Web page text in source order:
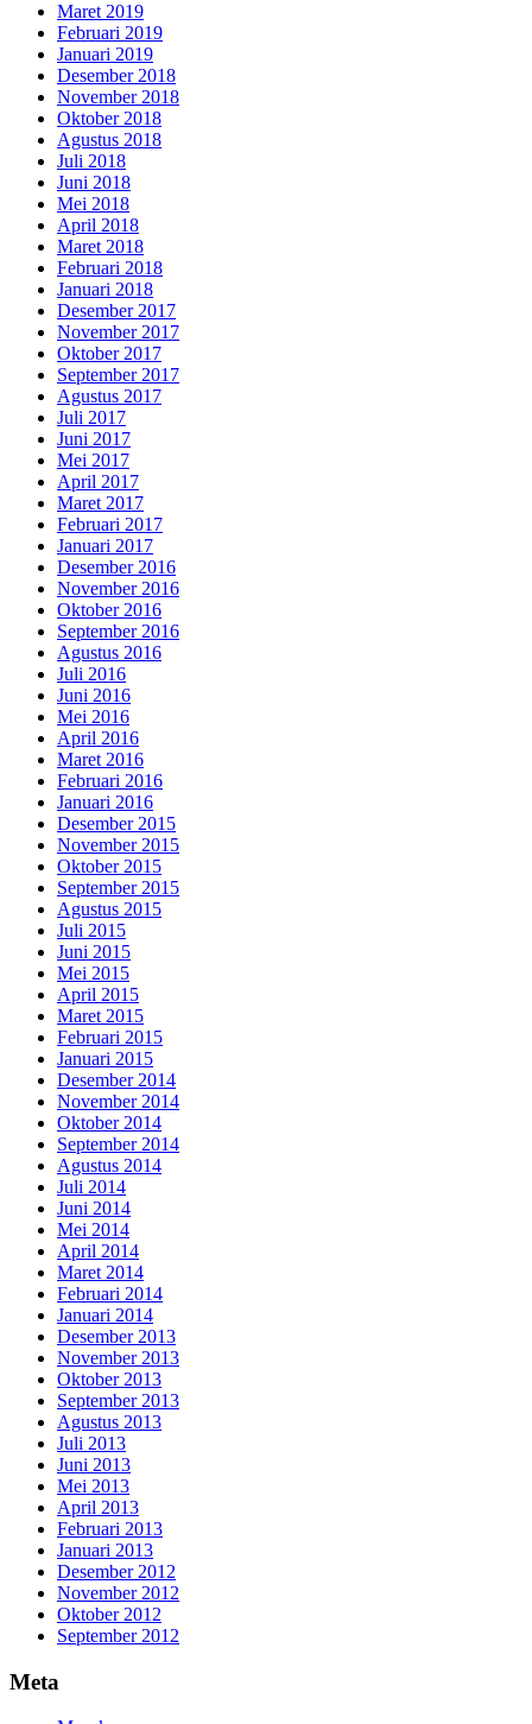
Maret 2019
Februari 2019
Januari 2019
Desember 2018
November 2018
Oktober 2018
Agustus 2018
Juli 2018
Juni 2018
Mei 2018
April 2018
Maret 2018
Februari 2018
Januari 2018
Desember 2017
November 2017
Oktober 2017
September 2017
Agustus 2017
Juli 2017
Juni 2017
Mei 2017
April 2017
Maret 2017
Februari 2017
Januari 2017
Desember 2016
November 2016
Oktober 2016
September 2016
Agustus 2016
Juli 2016
Juni 2016
Mei 2016
April 2016
Maret 2016
Februari 2016
Januari 2016
Desember 2015
November 2015
Oktober 2015
September 2015
Agustus 2015
Juli 2015
Juni 2015
Mei 2015
April 2015
Maret 2015
Februari 2015
Januari 2015
Desember 2014
November 2014
Oktober 2014
September 2014
Agustus 2014
Juli 2014
Juni 2014
Mei 2014
April 2014
Maret 2014
Februari 2014
Januari 2014
Desember 2013
November 2013
Oktober 2013
September 2013
Agustus 2013
Juli 2013
Juni 2013
Mei 2013
April 2013
Februari 2013
Januari 2013
Desember 2012
November 2012
Oktober 2012
September 2012
Meta